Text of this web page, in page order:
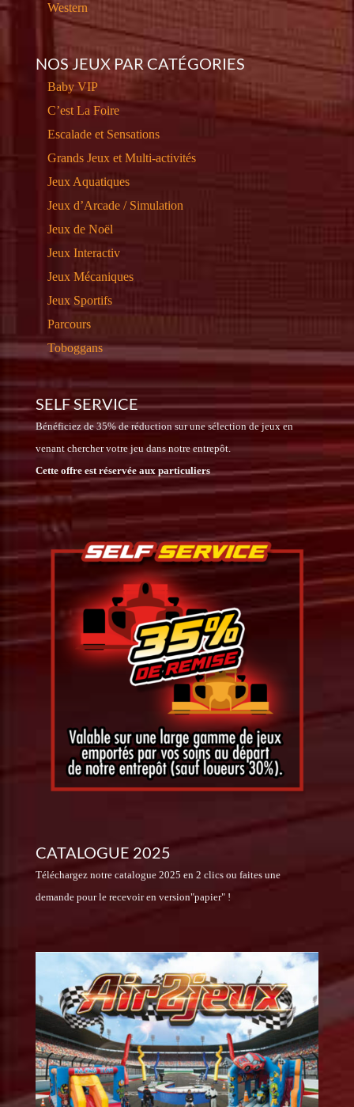
Western
NOS JEUX PAR CATÉGORIES
Baby VIP
C’est La Foire
Escalade et Sensations
Grands Jeux et Multi-activités
Jeux Aquatiques
Jeux d’Arcade / Simulation
Jeux de Noël
Jeux Interactiv
Jeux Mécaniques
Jeux Sportifs
Parcours
Toboggans
SELF SERVICE
Bénéficiez de 35% de réduction sur une sélection de jeux en
venant chercher votre jeu dans notre entrepôt.
Cette offre est réservée aux particuliers
CATALOGUE 2025
Téléchargez notre catalogue 2025 en 2 clics ou faites une
demande pour le recevoir en version"papier" !